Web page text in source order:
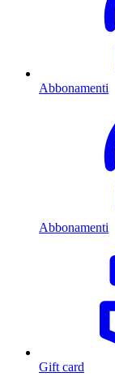
Abbonamenti
Abbonamenti
Gift card